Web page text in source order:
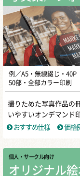
例／A5・無線綴じ・40P
50部・全部カラー印刷
撮りためた写真作品の
いやすいオンデマンド
おすすめ仕様
価格
個人・サークル向け
オリジナル